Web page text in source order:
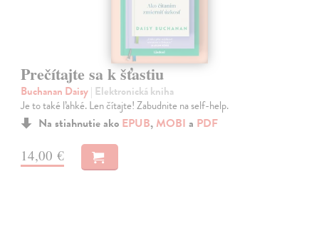
Prečítajte sa k šťastiu
Buchanan Daisy| Elektronická kniha
Je to také ľahké. Len čítajte! Zabudnite na self-help.
Na stiahnutie ako EPUB, MOBI a PDF
14,00 €